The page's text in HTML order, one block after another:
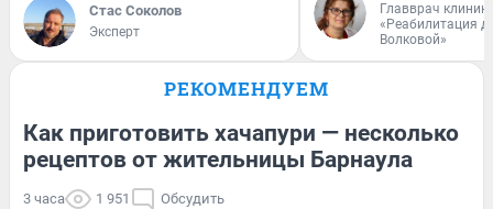
Стас Соколов
Эксперт
Главврач
«Реабилитация
Волковой»
РЕКОМЕНДУЕМ
Как приготовить хачапури — несколько
рецептов от жительницы Барнаула
3 часа 1 951 Обсудить